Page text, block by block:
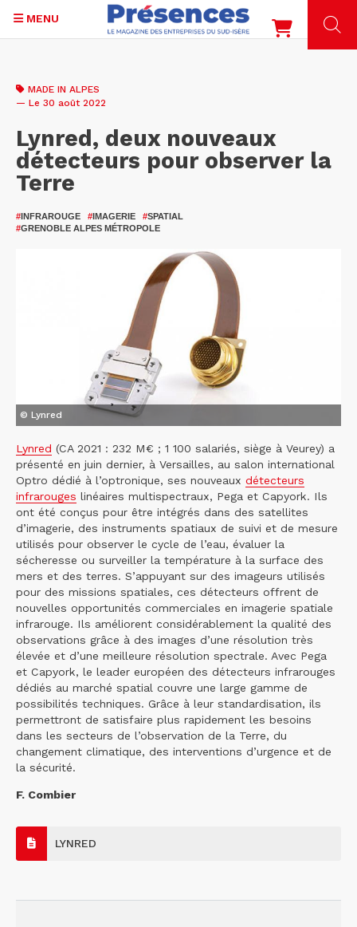
contenu
MENU
MADE IN ALPES
— Le 30 août 2022
Lynred, deux nouveaux
détecteurs pour observer la
Terre
#INFRAROUGE #IMAGERIE #SPATIAL
#GRENOBLE ALPES MÉTROPOLE
© Lynred
Lynred (CA 2021 : 232 M€ ; 1 100 salariés, siège à Veurey) a
présenté en juin dernier, à Versailles, au salon international
Optro dédié à l’optronique, ses nouveaux détecteurs
infrarouges linéaires multispectraux, Pega et Capyork. Ils
ont été conçus pour être intégrés dans des satellites
d’imagerie, des instruments spatiaux de suivi et de mesure
utilisés pour observer le cycle de l’eau, évaluer la
sécheresse ou surveiller la température à la surface des
mers et des terres. S’appuyant sur des imageurs utilisés
pour des missions spatiales, ces détecteurs offrent de
nouvelles opportunités commerciales en imagerie spatiale
infrarouge. Ils améliorent considérablement la qualité des
observations grâce à des images d’une résolution très
élevée et d’une meilleure résolution spectrale. Avec Pega
et Capyork, le leader européen des détecteurs infrarouges
dédiés au marché spatial couvre une large gamme de
possibilités techniques. Grâce à leur standardisation, ils
permettront de satisfaire plus rapidement les besoins
dans les secteurs de l’observation de la Terre, du
changement climatique, des interventions d’urgence et de
la sécurité.
F. Combier
LYNRED